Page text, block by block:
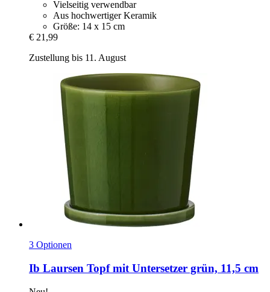
Vielseitig verwendbar
Aus hochwertiger Keramik
Größe: 14 x 15 cm
€ 21,99
Zustellung bis 11. August
3 Optionen
Ib Laursen Topf mit Untersetzer grün, 11,5 cm